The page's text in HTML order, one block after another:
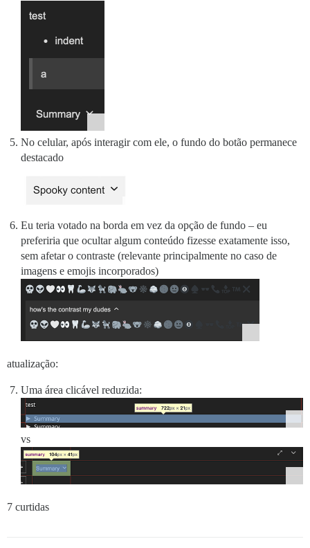
No celular, após interagir com ele, o fundo do botão permanece
destacado
Eu teria votado na borda em vez da opção de fundo – eu
preferiria que ocultar algum conteúdo fizesse exatamente isso,
sem afetar o contraste (relevante principalmente no caso de
imagens e emojis incorporados)
atualização:
Uma área clicável reduzida:
vs
7 curtidas